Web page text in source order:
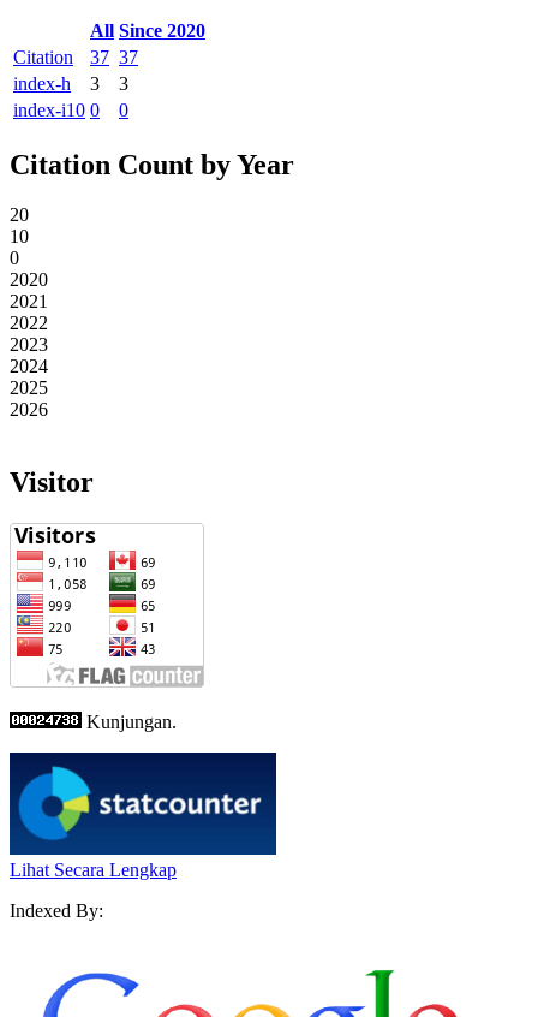
All Since 2020
Citation
37 37
index-h
3
3
index-i10 0 0
Citation Count by Year
20
10
0
2020
2021
2022
2023
2024
2025
2026
Visitor
Kunjungan.
Lihat Secara Lengkap
Indexed By: